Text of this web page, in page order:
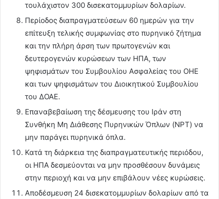
τουλάχιστον 300 δισεκατομμυρίων δολαρίων.
Περίοδος διαπραγματεύσεων 60 ημερών για την
επίτευξη τελικής συμφωνίας στο πυρηνικό ζήτημα
και την πλήρη άρση των πρωτογενών και
δευτερογενών κυρώσεων των ΗΠΑ, των
ψηφισμάτων του Συμβουλίου Ασφαλείας του ΟΗΕ
και των ψηφισμάτων του Διοικητικού Συμβουλίου
του ΔΟΑΕ.
Επαναβεβαίωση της δέσμευσης του Ιράν στη
Συνθήκη Μη Διάθεσης Πυρηνικών Όπλων (NPT) να
μην παράγει πυρηνικά όπλα.
Κατά τη διάρκεια της διαπραγματευτικής περιόδου,
οι ΗΠΑ δεσμεύονται να μην προσθέσουν δυνάμεις
στην περιοχή και να μην επιβάλουν νέες κυρώσεις.
Αποδέσμευση 24 δισεκατομμυρίων δολαρίων από τα